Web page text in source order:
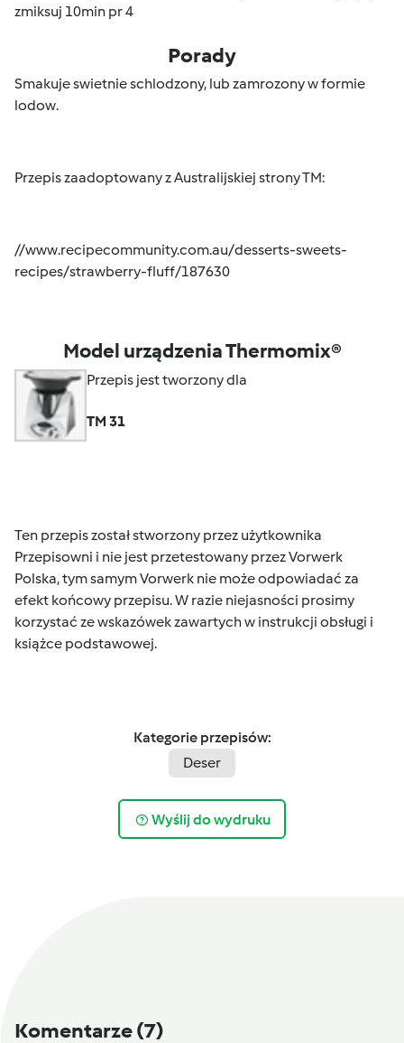
zmiksuj 10min pr 4
Porady
Smakuje swietnie schlodzony, lub zamrozony w formie
lodow.
Przepis zaadoptowany z Australijskiej strony TM:
//www.recipecommunity.com.au/desserts-sweets-
recipes/strawberry-fluff/187630
Model urządzenia Thermomix®
Przepis jest tworzony dla
TM 31
Ten przepis został stworzony przez użytkownika
Przepisowni i nie jest przetestowany przez Vorwerk
Polska, tym samym Vorwerk nie może odpowiadać za
efekt końcowy przepisu. W razie niejasności prosimy
korzystać ze wskazówek zawartych w instrukcji obsługi i
książce podstawowej.
Kategorie przepisów:
Deser
Wyślij do wydruku
Komentarze(7)